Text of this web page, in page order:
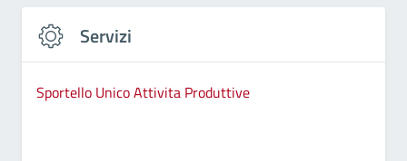
Servizi
Sportello Unico Attivita Produttive